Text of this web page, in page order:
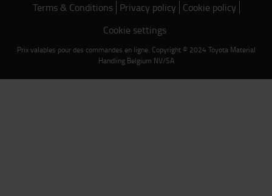
Terms & Conditions Privacy policy Cookie policy
Cookie settings
Prix valables pour des commandes en ligne. Copyright © 2024 Toyota Material
Handling Belgium NV/SA